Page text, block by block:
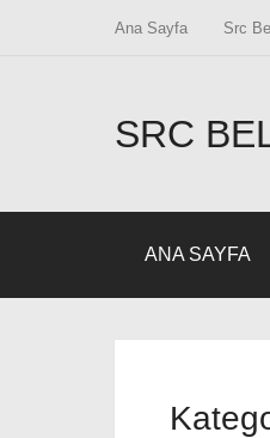
Ana Sayfa Src
SRC
ANA SAYFA